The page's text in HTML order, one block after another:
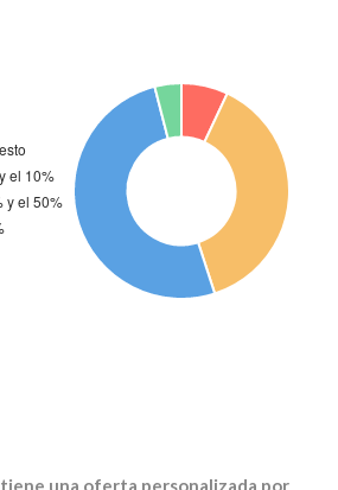
tiene una oferta personalizada por